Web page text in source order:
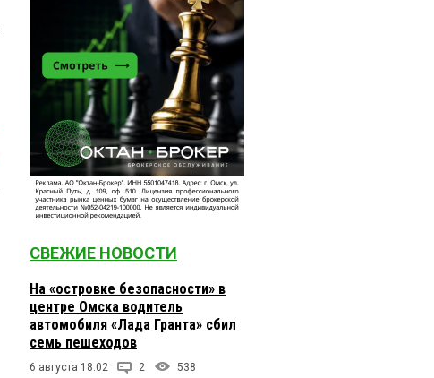
СВЕЖИЕ НОВОСТИ
На «островке безопасности» в
центре Омска водитель
автомобиля «Лада Гранта» сбил
семь пешеходов
6 августа 18:02 2 538